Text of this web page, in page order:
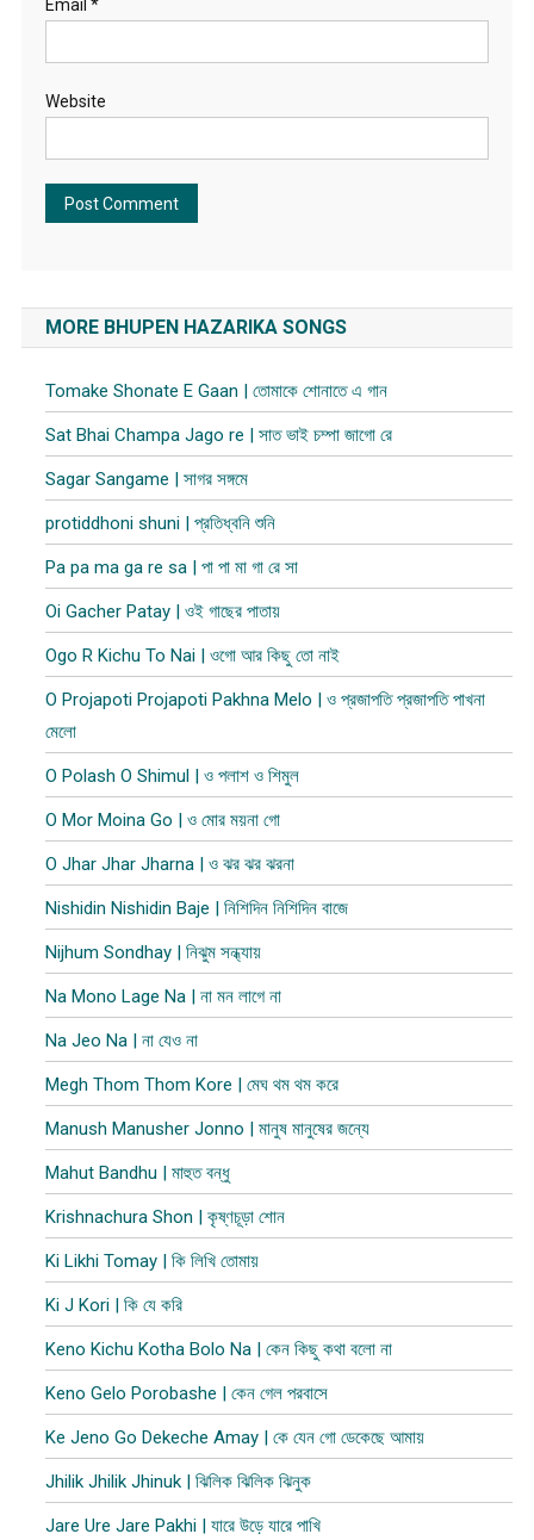
Email *
Website
MORE BHUPEN HAZARIKA SONGS
Tomake Shonate E Gaan | তোমাকে শোনাতে এ গান
Sat Bhai Champa Jago re | সাত ভাই চম্পা জাগো রে
Sagar Sangame | সাগর সঙ্গমে
protiddhoni shuni | প্রতিধ্বনি শুনি
Pa pa ma ga re sa | পা পা মা গা রে সা
Oi Gacher Patay | ওই গাছের পাতায়
Ogo R Kichu To Nai | ওগো আর কিছু তো নাই
O Projapoti Projapoti Pakhna Melo | ও প্রজাপতি প্রজাপতি পাখনা
মেলো
O Polash O Shimul | ও পলাশ ও শিমুল
O Mor Moina Go | ও মোর ময়না গো
O Jhar Jhar Jharna | ও ঝর ঝর ঝরনা
Nishidin Nishidin Baje | নিশিদিন নিশিদিন বাজে
Nijhum Sondhay | নিঝুম সন্ধ্যায়
Na Mono Lage Na | না মন লাগে না
Na Jeo Na | না যেও না
Megh Thom Thom Kore | মেঘ থম থম করে
Manush Manusher Jonno | মানুষ মানুষের জন্যে
Mahut Bandhu | মাহুত বন্ধু
Krishnachura Shon | কৃষ্ণচূড়া শোন
Ki Likhi Tomay | কি লিখি তোমায়
Ki J Kori | কি যে করি
Keno Kichu Kotha Bolo Na | কেন কিছু কথা বলো না
Keno Gelo Porobashe | কেন গেল পরবাসে
Ke Jeno Go Dekeche Amay | কে যেন গো ডেকেছে আমায়
Jhilik Jhilik Jhinuk | ঝিলিক ঝিলিক ঝিনুক
Jare Ure Jare Pakhi | যারে উড়ে যারে পাখি